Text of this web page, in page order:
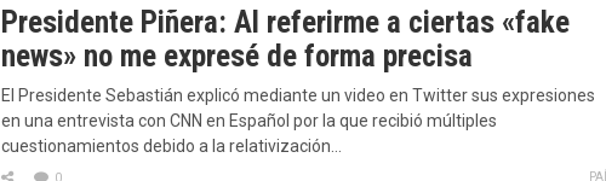
Presidente Piñera: Al referirme a ciertas «fake
news» no me expresé de forma precisa
El Presidente Sebastián explicó mediante un video en Twitter sus expresiones
en una entrevista con CNN en Español por la que recibió múltiples
cuestionamientos debido a la relativización…